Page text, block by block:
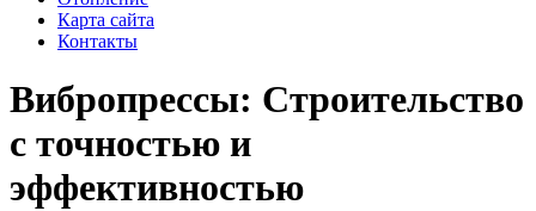
Карта сайта
Контакты
Вибропрессы: Строительство
с точностью и
эффективностью